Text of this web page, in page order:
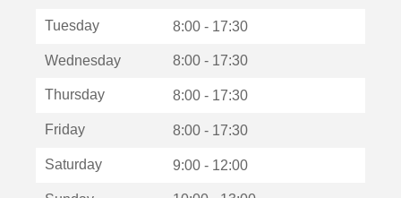
u
Tuesday 8:00 - 17:30
Wednesday 8:00 - 17:30
Thursday 8:00 - 17:30
Friday 8:00 - 17:30
Saturday 9:00 - 12:00